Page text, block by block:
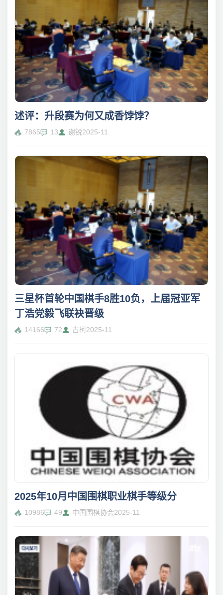
述评：升段赛为何又成香饽饽？
7865 13 谢锐2025-11
三星杯首轮中国棋手8胜10负，上届冠亚军
丁浩党毅飞联袂晋级
14166 72 古柯2025-11
2025年10月中国围棋职业棋手等级分
10986 49 中国围棋协会2025-11